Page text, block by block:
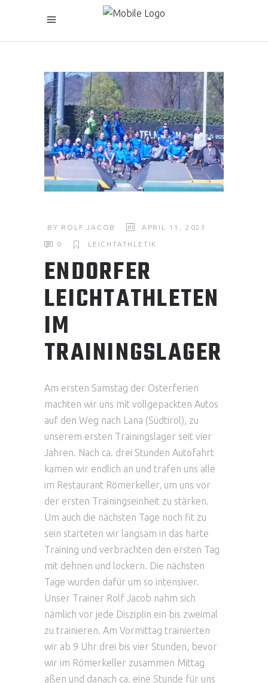
BY ROLF JACOB APRIL 11, 2023
0 LEICHTATHLETIK
ENDORFER
LEICHTATHLETEN
IM
TRAININGSLAGER
Am ersten Samstag der Osterferien
machten wir uns mit vollgepackten Autos
auf den Weg nach Lana (Südtirol), zu
unserem ersten Trainingslager seit vier
Jahren. Nach ca. drei Stunden Autofahrt
kamen wir endlich an und trafen uns alle
im Restaurant Römerkeller, um uns vor
der ersten Trainingseinheit zu stärken.
Um auch die nächsten Tage noch fit zu
sein starteten wir langsam in das harte
Training und verbrachten den ersten Tag
mit dehnen und lockern. Die nächsten
Tage wurden dafür um so intensiver.
Unser Trainer Rolf Jacob nahm sich
nämlich vor jede Disziplin ein bis zweimal
zu trainieren. Am Vormittag trainierten
wir ab 9 Uhr drei bis vier Stunden, bevor
wir im Römerkeller zusammen Mittag
aßen und danach ca. eine Stunde für uns